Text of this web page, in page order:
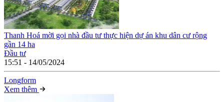
Thanh Hoá mời gọi nhà đầu tư thực hiện dự án khu dân cư rộng
gần 14 ha
Đầu tư
15:51 - 14/05/2024
Longform
Xem thêm